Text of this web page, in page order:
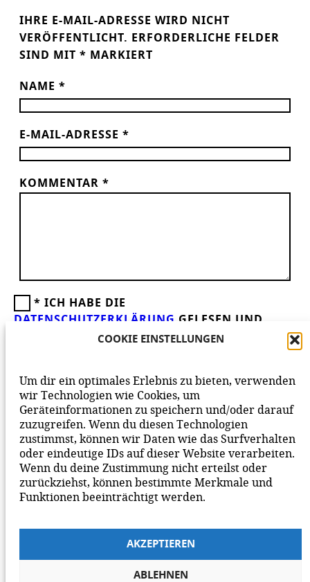
COOKIE EINSTELLUNGEN
Um dir ein optimales Erlebnis zu bieten, verwenden
wir Technologien wie Cookies, um
Geräteinformationen zu speichern und/oder darauf
zuzugreifen. Wenn du diesen Technologien
zustimmst, können wir Daten wie das Surfverhalten
oder eindeutige IDs auf dieser Website verarbeiten.
Wenn du deine Zustimmung nicht erteilst oder
zurückziehst, können bestimmte Merkmale und
Funktionen beeinträchtigt werden.
AKZEPTIEREN
ABLEHNEN
IHRE E-MAIL-ADRESSE WIRD NICHT
VERÖFFENTLICHT.
ERFORDERLICHE FELDER
SIND MIT * MARKIERT
NAME *
E-MAIL-ADRESSE *
KOMMENTAR *
* ICH HABE DIE
DATENSCHUTZERKLÄRUNG GELESEN UND
AKZEPTIERE DIESE.WIR FREUEN UNS ÜBER
MITEINANDER AUF UNSERER SEITE.